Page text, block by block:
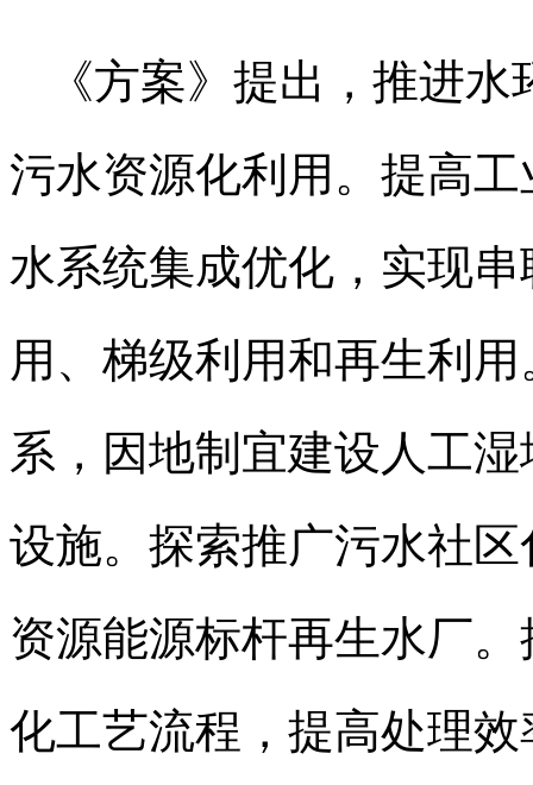
《方案》提出，推进
污水资源化利用。提高
水系统集成优化，实现
用、梯级利用和再生利
系，因地制宜建设人工
设施。探索推广污水社
资源能源标杆再生水厂
化工艺流程，提高处理